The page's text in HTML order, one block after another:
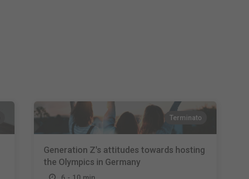
Terminato
Generation Z's attitudes towards hosting
the Olympics in Germany